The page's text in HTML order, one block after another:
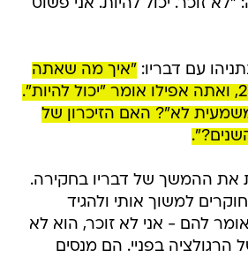
זוכר. יכול להיות. אני פשוט
עם דבריו: "איך מה שאתה
לא זוכר בשנת 2018, ואתה אפילו אומר "יכול להיות".
לא"? האם הזיכרון של
את ההמשך של דבריו בחקירה.
למשוך אותי ולהגיד
להם - אני לא זוכר, הוא לא
בפניי. הם מנסים